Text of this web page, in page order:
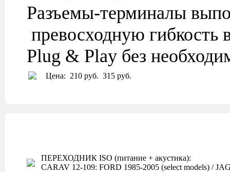
Разъемы-терминалы
превосходную гибкость
Plug & Play без
Цена: 210 руб. 315 руб.
ПЕРЕХОДНИК ISO (питание + акустика):
CARAV 12-109: FORD 1985-2005 (select models) /